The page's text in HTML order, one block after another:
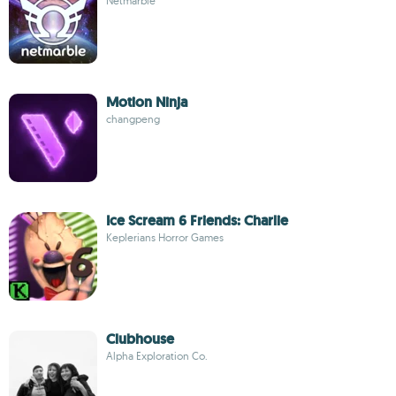
Motion Ninja
changpeng
Ice Scream 6 Friends: Charlie
Keplerians Horror Games
Clubhouse
Alpha Exploration Co.